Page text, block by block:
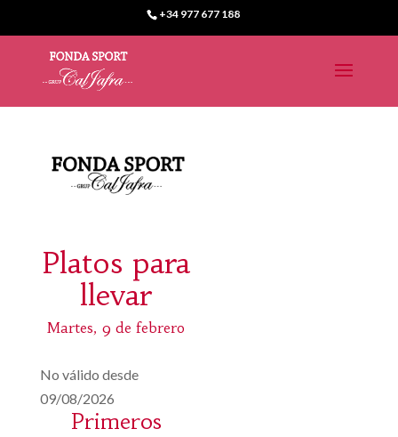
+34 977 677 188
Platos para
llevar
Martes, 9 de febrero
No válido desde
09/08/2026
Primeros